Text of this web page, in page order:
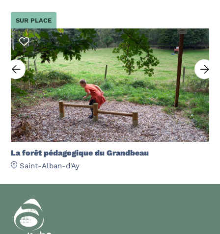
La forêt pédagogique du Grandbeau
Saint-Alban-d'Ay
SUR PLACE